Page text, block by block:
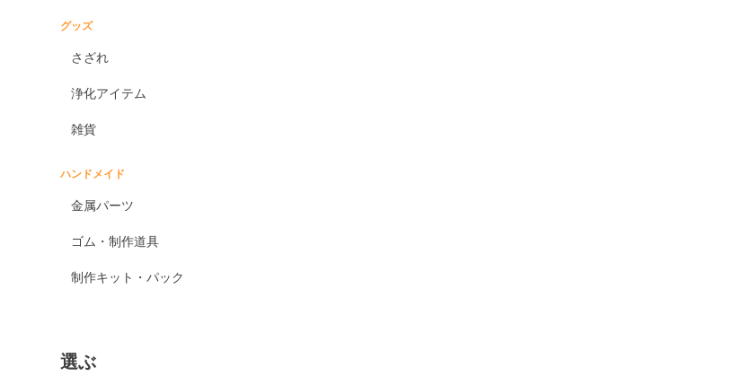
グッズ
さざれ
浄化アイテム
雑貨
ハンドメイド
金属パーツ
ゴム・制作道具
制作キット・パック
選ぶ